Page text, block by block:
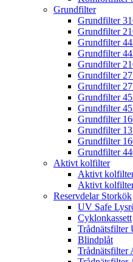
Grundfilter
Grundfilter
Grundfilter
Grundfilter
Grundfilter
Grundfilter
Grundfilter
Grundfilter
Grundfilter
Grundfilter
Grundfilter
Grundfilter
Grundfilter
Grundfilter
Aktivt kolfilter
Aktivt
Aktivt
Reservdelar Storkök
UV Safe
Cyklonkassett
Trådnätsfilter
Blindplåt
Trådnätsfilter